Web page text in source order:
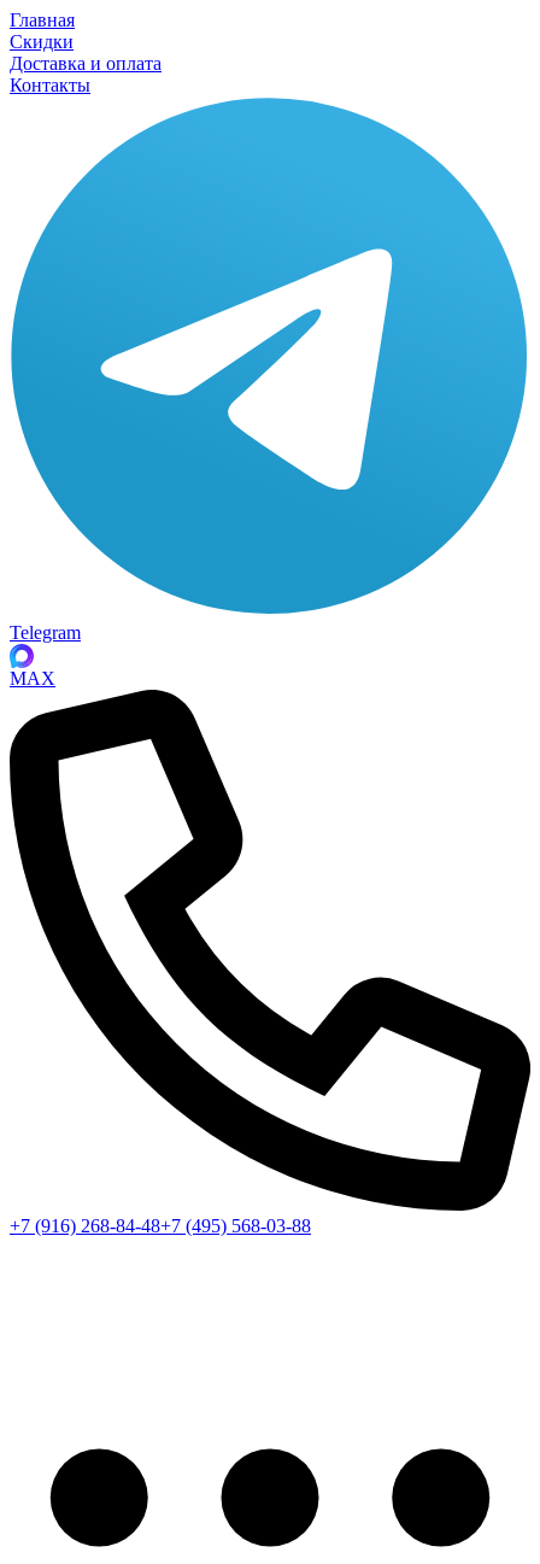
Главная
Скидки
Доставка и оплата
Контакты
Telegram
MAX
+7 (916) 268-84-48+7 (495) 568-03-88